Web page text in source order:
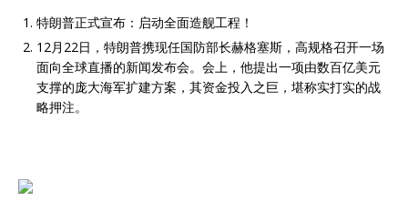
特朗普正式宣布：启动全面造舰工程！
12月22日，特朗普携现任国防部长赫格塞斯，高规格召开一场
面向全球直播的新闻发布会。会上，他提出一项由数百亿美元
支撑的庞大海军扩建方案，其资金投入之巨，堪称实打实的战
略押注。